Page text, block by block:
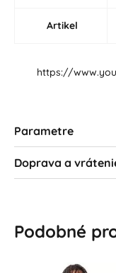
Artikel
https://
Parametre
Doprava a
Podobné